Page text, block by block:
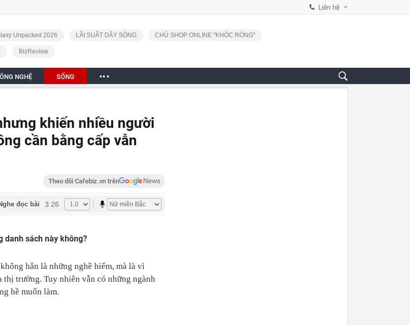
Liên hệ
Unpacked 2026 LÃI SUẤT DẬY SÓNG CHỦ SHOP ONLINE "KHÓC RÒNG"
BizReview
NGHỆ SỐNG
khiến nhiều người
cần bằng cấp vẫn
Theo dõi Cafebiz.vn trên
đọc bài 3:26
danh sách này không?
hẳn là những nghề hiếm, mà là vì
thị trường. Tuy nhiên vẫn có những ngành
hề muốn làm.